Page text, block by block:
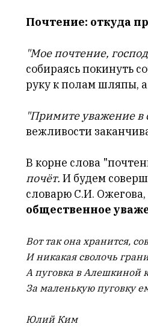
Почтение: откуда
"Мое почтение,
собираясь покинуть
руку к полам шляпы,
"Примите уважение
вежливости
В корне слова
почёт. И будем
словарю С.И. Ожегова,
общественное
Вот так она хранится,
И никакая сволочь
А пуговка в Алешкиной
За маленькую пуговку
Юлий Ким